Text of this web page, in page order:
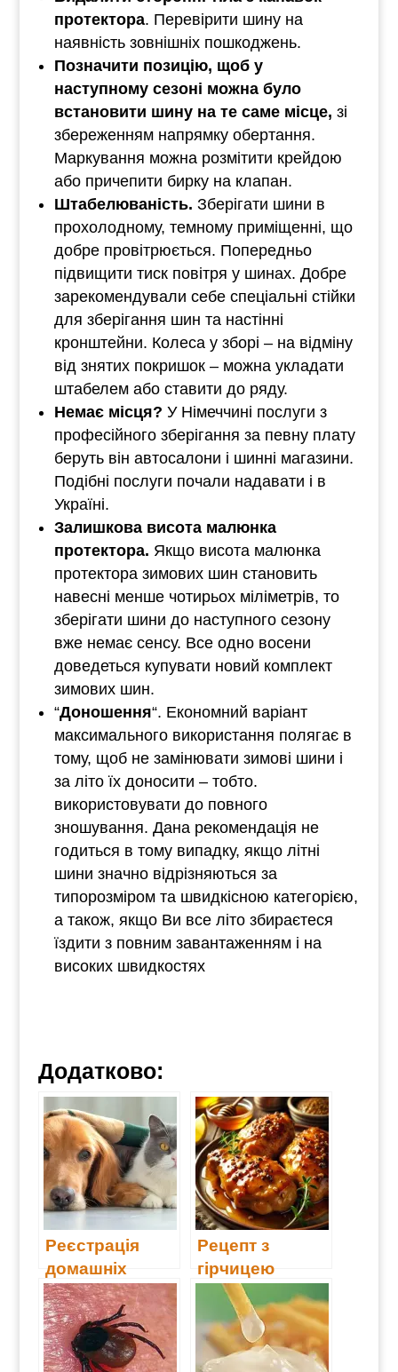
протектора. Перевірити шину на
наявність зовнішніх пошкоджень.
Позначити позицію, щоб у
наступному сезоні можна було
встановити шину на те саме місце, зі
збереженням напрямку обертання.
Маркування можна розмітити крейдою
або причепити бирку на клапан.
Штабелюваність. Зберігати шини в
прохолодному, темному приміщенні, що
добре провітрюється. Попередньо
підвищити тиск повітря у шинах. Добре
зарекомендували себе спеціальні стійки
для зберігання шин та настінні
кронштейни. Колеса у зборі – на відміну
від знятих покришок – можна укладати
штабелем або ставити до ряду.
Немає місця? У Німеччині послуги з
професійного зберігання за певну плату
беруть він автосалони і шинні магазини.
Подібні послуги почали надавати і в
Україні.
Залишкова висота малюнка
протектора. Якщо висота малюнка
протектора зимових шин становить
навесні менше чотирьох міліметрів, то
зберігати шини до наступного сезону
вже немає сенсу. Все одно восени
доведеться купувати новий комплект
зимових шин.
“Доношення“. Економний варіант
максимального використання полягає в
тому, щоб не замінювати зимові шини і
за літо їх доносити – тобто.
використовувати до повного
зношування. Дана рекомендація не
годиться в тому випадку, якщо літні
шини значно відрізняються за
типорозміром та швидкісною категорією,
а також, якщо Ви все літо збираєтеся
їздити з повним завантаженням і на
високих швидкостях
Додатково:
Реєстрація
домашніх
тварин у Києві
Рецепт з
гірчицею